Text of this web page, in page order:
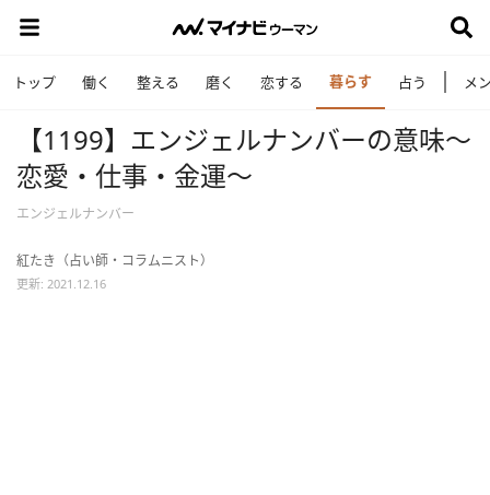
トップ 働く 整える 磨く 恋する 暮らす 占う メ
【1199】エンジェルナンバーの意味～
恋愛・仕事・金運～
エンジェルナンバー
紅たき（占い師・コラムニスト）
更新: 2021.12.16